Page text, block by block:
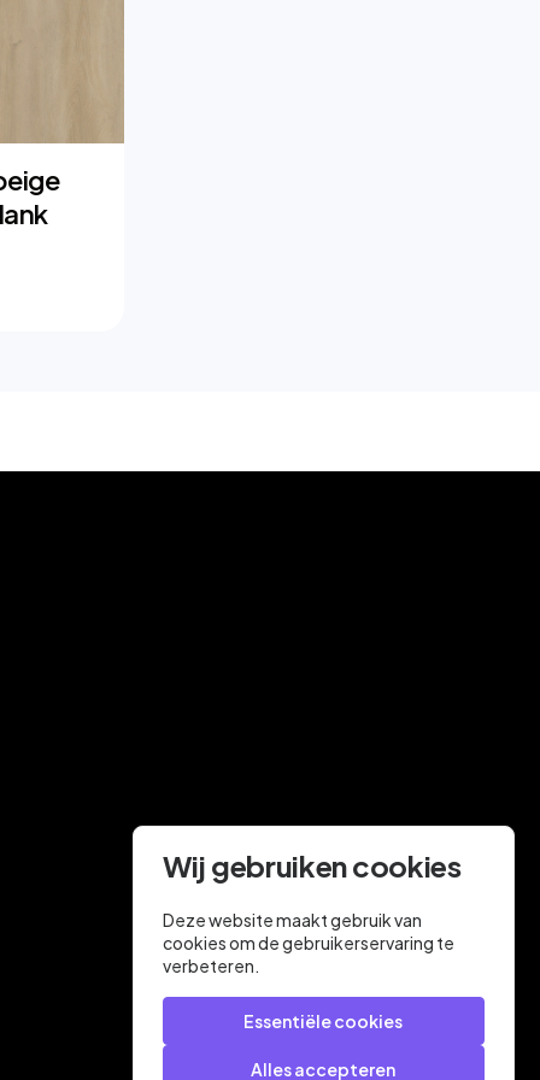
Wij gebruiken cookies
Deze website maakt gebruik van
cookies om de gebruikerservaring te
verbeteren.
Essentiële cookies
Alles accepteren